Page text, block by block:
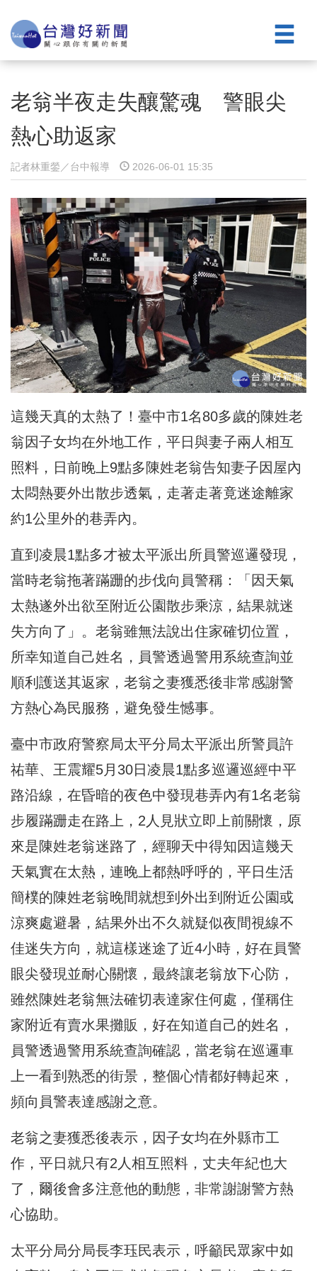
老翁半夜走失釀驚魂 警眼尖
熱心助返家
記者林重鎣／台中報導 2026-06-01 15:35
這幾天真的太熱了！ 臺中市1名80多歲的陳姓老
翁因子女均在外地工作， 平日與妻子兩人相互
照料， 日前晚上9點多陳姓老翁告知妻子因屋內
太悶熱要外出散步透氣， 走著走著竟迷途離家
約1公里外的巷弄內。
直到凌晨1點多才被太平派出所員警巡邏發現，
當時老翁拖著蹣跚的步伐向員警稱：「 因天氣
太熱遂外出欲至附近公園散步乘涼，結果就迷
失方向了」。 老翁雖無法說出住家確切位置，
所幸知道自己姓名， 員警透過警用系統查詢並
順利護送其返家， 老翁之妻獲悉後非常感謝警
方熱心為民服務，避免發生憾事。
臺中市政府警察局太平分局太平派出所警員許
祐華、 王震耀5月30日凌晨1點多巡邏巡經中平
路沿線， 在昏暗的夜色中發現巷弄內有1名老翁
步履蹣跚走在路上， 2人見狀立即上前關懷，原
來是陳姓老翁迷路了， 經聊天中得知因這幾天
天氣實在太熱，連晚上都熱呼呼的， 平日生活
簡樸的陳姓老翁晚間就想到外出到附近公園或
涼爽處避暑， 結果外出不久就疑似夜間視線不
佳迷失方向， 就這樣迷途了近4小時，好在員警
眼尖發現並耐心關懷， 最終讓老翁放下心防，
雖然陳姓老翁無法確切表達家住何處， 僅稱住
家附近有賣水果攤販，好在知道自己的姓名，
員警透過警用系統查詢確認，當老翁在巡邏車
上一看到熟悉的街景， 整個心情都好轉起來，
頻向員警表達感謝之意。
老翁之妻獲悉後表示，因子女均在外縣市工
作， 平日就只有2人相互照料，丈夫年紀也大
了， 爾後會多注意他的動態，非常謝謝警方熱
心協助。
太平分局分局長李珏民表示，呼籲民眾家中如